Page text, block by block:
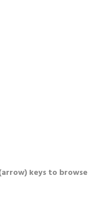
keys to browse